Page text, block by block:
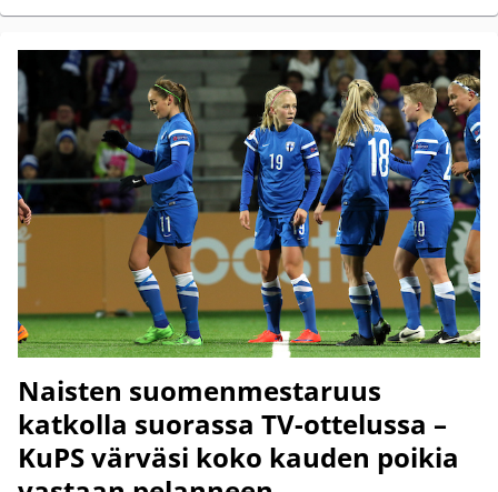
Naisten suomenmestaruus
katkolla suorassa TV-ottelussa –
KuPS värväsi koko kauden poikia